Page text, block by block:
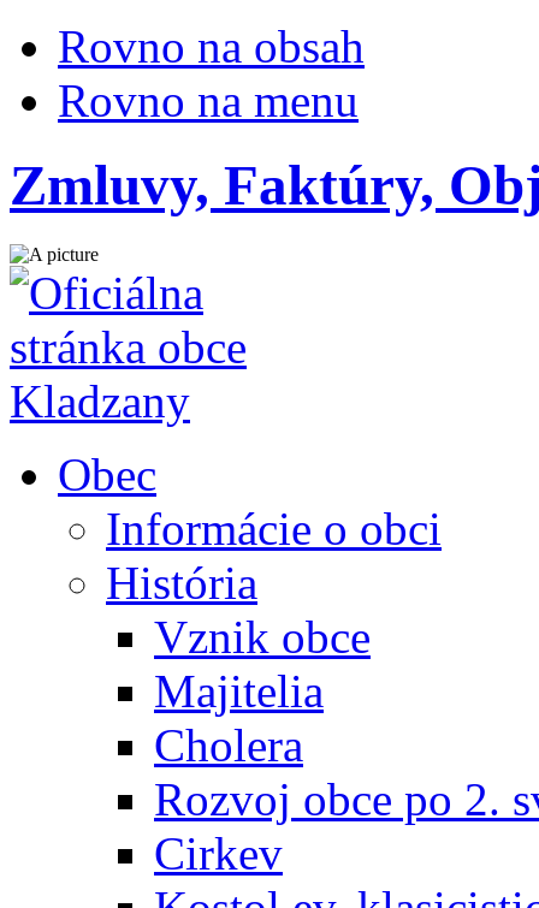
Rovno na obsah
Rovno na menu
Zmluvy, Faktúry,
Obec
Informácie o obci
História
Vznik obce
Majitelia
Cholera
Rozvoj obce po 2.
Cirkev